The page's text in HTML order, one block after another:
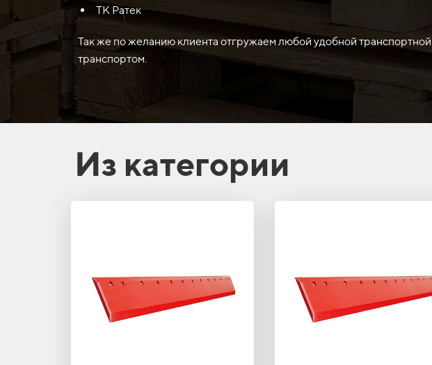
ТК Ратек
Так же по желанию клиента отгружаем любой удобной
транспортом.
Из категории